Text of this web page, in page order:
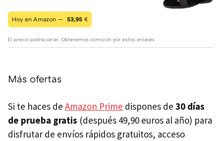
Hoy en Amazon — 53,95 €
El precio podría variar. Obtenemos comisión por estos enlaces
Más ofertas
Si te haces de Amazon Prime dispones de 30 días
de prueba gratis (después 49,90 euros al año) para
disfrutar de envíos rápidos gratuitos, acceso